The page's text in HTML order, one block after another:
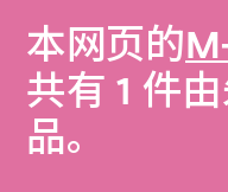
本网页的
共有 1 件
品。